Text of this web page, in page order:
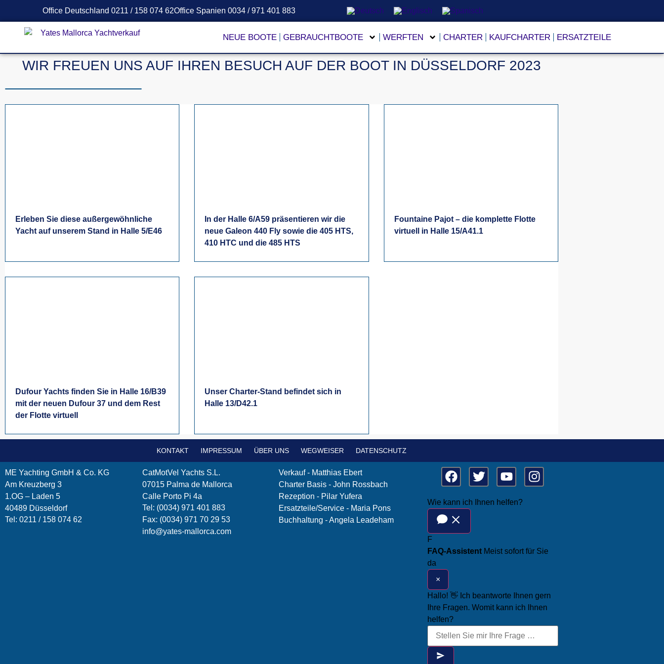
Office Deutschland 0211 / 158 074 62Office Spanien 0034 / 971 401 883
NEUE BOOTE GEBRAUCHTBOOTE WERFTEN CHARTER KAUFCHARTER ERSATZTEILE
WIR FREUEN UNS AUF IHREN BESUCH AUF DER BOOT IN DÜSSELDORF 2023
Erleben Sie diese außergewöhnliche
Yacht auf unserem Stand in Halle 5/E46
In der Halle 6/A59 präsentieren wir die
neue Galeon 440 Fly sowie die 405 HTS,
410 HTC und die 485 HTS
Fountaine Pajot – die komplette Flotte
virtuell in Halle 15/A41.1
Dufour Yachts finden Sie in Halle 16/B39
mit der neuen Dufour 37 und dem Rest
der Flotte virtuell
Unser Charter-Stand befindet sich in
Halle 13/D42.1
KONTAKT IMPRESSUM ÜBER UNS WEGWEISER DATENSCHUTZ
ME Yachting GmbH & Co. KG
Am Kreuzberg 3
1.OG – Laden 5
40489 Düsseldorf
Tel: 0211 / 158 074 62
CatMotVel Yachts S.L.
07015 Palma de Mallorca
Calle Porto Pi 4a
Tel: (0034) 971 401 883
Fax: (0034) 971 70 29 53
info@yates-mallorca.com
Verkauf - Matthias Ebert
Charter Basis - John Rossbach
Rezeption - Pilar Yufera
Ersatzteile/Service - Maria Pons
Buchhaltung - Angela Leadeham
Wie kann ich Ihnen helfen?
F
FAQ-Assistent Meist sofort für Sie
da
×
Hallo! 👋 Ich beantworte Ihnen gern
Ihre Fragen. Womit kann ich Ihnen
helfen?